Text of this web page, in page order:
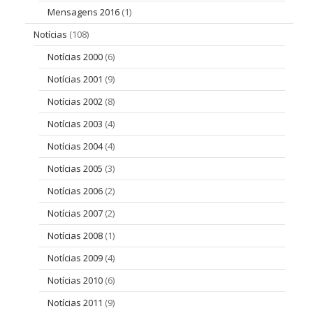
Mensagens 2016 (1)
Notícias (108)
Notícias 2000 (6)
Notícias 2001 (9)
Notícias 2002 (8)
Notícias 2003 (4)
Notícias 2004(4)
Notícias 2005 (3)
Notícias 2006 (2)
Notícias 2007 (2)
Notícias 2008 (1)
Notícias 2009 (4)
Notícias 2010 (6)
Notícias 2011 (9)